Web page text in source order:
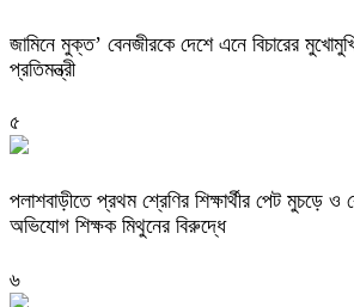
জামিনে মুক্ত’ বেনজীরকে দেশে এনে বিচারের
প্রতিমন্ত্রী
৫
পলাশবাড়ীতে প্রথম শ্রেণির শিক্ষার্থীর পেট মুচড়ে ও
অভিযোগ শিক্ষক মিথুনের বিরুদ্ধে
৬